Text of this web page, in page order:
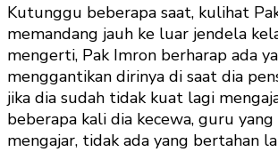
Kutunggu beberapa saat, kulihat
memandang jauh ke luar jendela
mengerti, Pak Imron berharap ada
menggantikan dirinya di saat dia
jika dia sudah tidak kuat lagi
beberapa kali dia kecewa, guru
mengajar, tidak ada yang bertahan